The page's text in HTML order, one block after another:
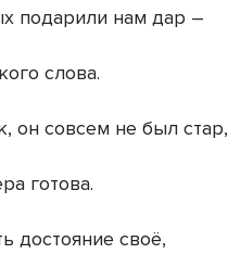
подарили нам дар –
слова.
он совсем не был стар,
готова.
достояние своё,